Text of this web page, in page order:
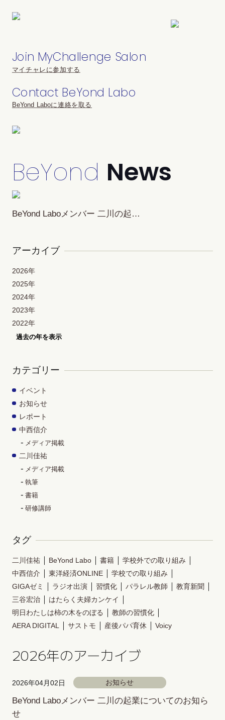
Join MyChallenge Salon
マイチャレに参加する
Contact BeYond Labo
BeYond Laboに連絡を取る
BeYond News
BeYond Laboメンバー 二川の起…
アーカイブ
2026年
2025年
2024年
2023年
2022年
過去の年を表示
カテゴリー
イベント
お知らせ
レポート
中西信介
メディア掲載
二川佳祐
メディア掲載
執筆
書籍
研修講師
タグ
二川佳祐 BeYond Labo 書籍
学校外での取り組み
中西信介
東洋経済ONLINE
学校での取り組み
GIGAゼミ
ラジオ出演 習慣化 パラレル教師
教育新聞
三谷宏治
はたらく夫婦カンケイ
明日わたしは柿の木をのぼる
教師の習慣化
AERA DIGITAL
サストモ 産後パパ育休 Voicy
2026年のアーカイブ
2026年04月02日 お知らせ
BeYond Laboメンバー 二川の起業についてのお知ら
せ